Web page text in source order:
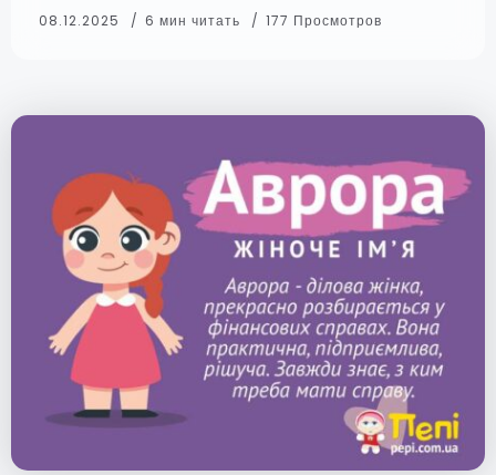
08.12.2025 6 мин читать 177 Просмотров